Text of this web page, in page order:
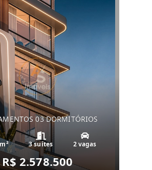
03 DORMITÓRIOS
3 suítes 2 vagas
R$ 2.578.500